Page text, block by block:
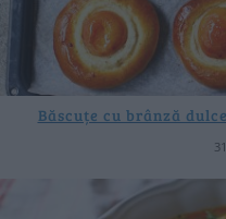
Băscuțe cu brânză